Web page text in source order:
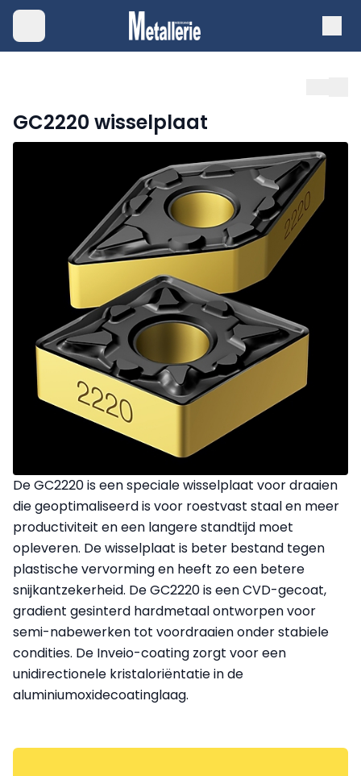
GC2220 wisselplaat
De GC2220 is een speciale wisselplaat voor draaien
die geoptimaliseerd is voor roestvast staal en meer
productiviteit en een langere standtijd moet
opleveren. De wisselplaat is beter bestand tegen
plastische vervorming en heeft zo een betere
snijkantzekerheid. De GC2220 is een CVD-gecoat,
gradient gesinterd hardmetaal ontworpen voor
semi-nabewerken tot voordraaien onder stabiele
condities. De Inveio-coating zorgt voor een
unidirectionele kristaloriëntatie in de
aluminiumoxidecoatinglaag.